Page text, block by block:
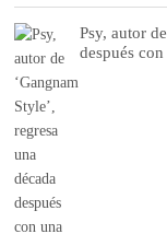
Psy, autor
después